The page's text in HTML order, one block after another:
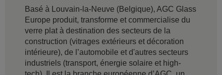
Basé à Louvain-la-Neuve (Belgique), AGC Glass
Europe produit, transforme et commercialise du
verre plat à destination des secteurs de la
construction (vitrages extérieurs et décoration
intérieure), de l’automobile et d'autres secteurs
industriels (transport, énergie solaire et high-